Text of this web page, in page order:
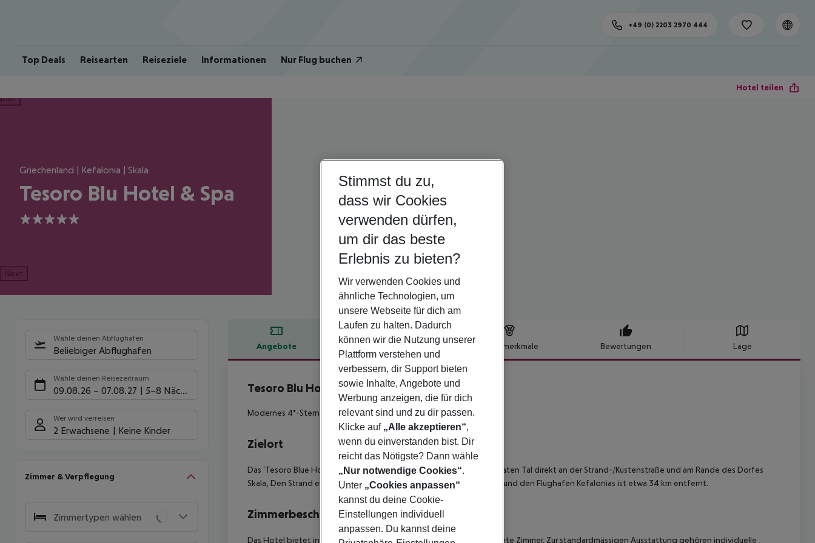
Top Deals Reisearten Reiseziele Informationen Nur Flug buchen
+49 (0) 2203 2970 444
Hotel teilen
Griechenland | Kefalonia | Skala
Tesoro Blu Hotel & Spa
5
Next
Wähle deinen Abflughafen
Beliebiger Abflughafen
Wähle deinen Reisezeitraum
09.08.26 – 07.08.27 5-8 Nächte
Wer wird verreisen
2 Erwachsene Keine Kinder
Zimmer & Verpflegung
Zimmertypen wählen
Angebote Hotelbeschreibung Hotelmerkmale Bewertungen Lage
Hotelbeschreibung
Tesoro Blu Hotel & Spa
5
Modernes 4*-Sterne 'Adults-Only' Hotel in Strandnähe!
Zielort
Das 'Tesoro Blue Hotel & Spa' liegt oberhalb vom Meer in einem privaten Tal direkt an der Strand-/Küstenstraße und am Rande des Dorfes
Skala, Den Strand erreichen man über die Küstenstrasse in etwa 35 m und den Flughafen Kefalonias ist etwa 34 km entfernt.
Zimmerbeschreibung
Das Hotel bietet insgesamt 93 modern und komfortabel eingerichtete Zimmer. Zur standardmässigen Ausstattung gehören individuelle
Stimmst du zu,
dass wir Cookies
verwenden dürfen,
um dir das beste
Erlebnis zu bieten?
Wir verwenden Cookies und
ähnliche Technologien, um
unsere Webseite für dich am
Laufen zu halten. Dadurch
können wir die Nutzung unserer
Plattform verstehen und
verbessern, dir Support bieten
sowie Inhalte, Angebote und
Werbung anzeigen, die für dich
relevant sind und zu dir passen.
Klicke auf „Alle akzeptieren“,
wenn du einverstanden bist. Dir
reicht das Nötigste? Dann wähle
„Nur notwendige Cookies“.
Unter „Cookies anpassen“
kannst du deine Cookie-
Einstellungen individuell
anpassen. Du kannst deine